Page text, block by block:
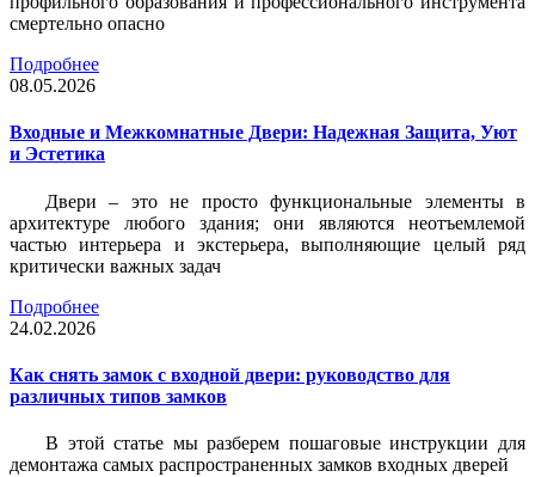
смертельно опасно
Подробнее
08.05.2026
Входные и Межкомнатные Двери: Надежная Защита, Уют
и Эстетика
Двери – это не просто функциональные элементы в
архитектуре любого здания; они являются неотъемлемой
частью интерьера и экстерьера, выполняющие целый ряд
критически важных задач
Подробнее
24.02.2026
Как снять замок с входной двери: руководство для
различных типов замков
В этой статье мы разберем пошаговые инструкции для
демонтажа самых распространенных замков входных дверей